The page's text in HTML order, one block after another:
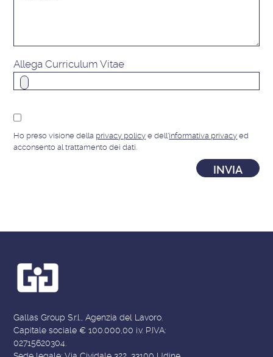
Allega Curriculum Vitae
Ho preso visione della privacy policy e dell'informativa privacy ed
acconsento al trattamento dei dati.
Gallas Group S.r.l., Agenzia del Lavoro.
Capitale sociale € 100.000,00 i.v. P.IVA:
02715620304.